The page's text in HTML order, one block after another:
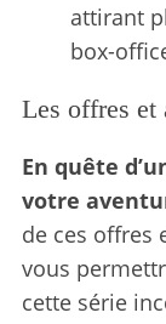
attirant
box-
Les offres et
En quête
votre
de ces offres
vous
cette série